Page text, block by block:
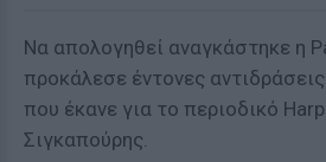
Να απολογηθεί αναγκάστηκε η
προκάλεσε έντονες
που έκανε για το περιοδικό
Σιγκαπούρης.